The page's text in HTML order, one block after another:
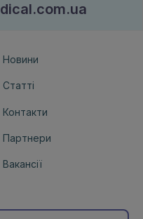
Новини
Статті
Контакти
Партнери
Вакансії